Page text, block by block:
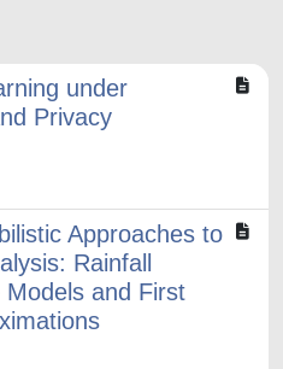
under
Privacy
Approaches to
Rainfall
and First